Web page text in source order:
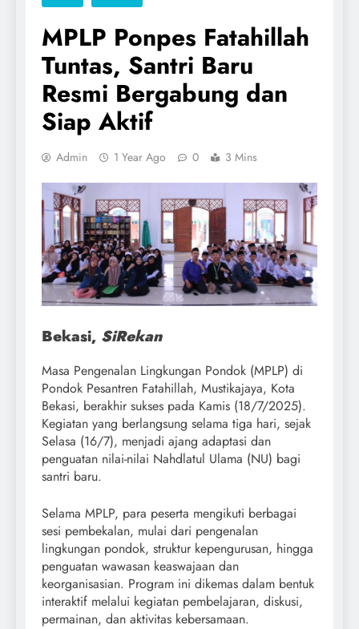
MPLP Ponpes Fatahillah
Tuntas, Santri Baru
Resmi Bergabung dan
Siap Aktif
Admin 1 Year Ago 0 3 Mins
Bekasi, SiRekan
Masa Pengenalan Lingkungan Pondok (MPLP) di
Pondok Pesantren Fatahillah, Mustikajaya, Kota
Bekasi, berakhir sukses pada Kamis (18/7/2025).
Kegiatan yang berlangsung selama tiga hari, sejak
Selasa (16/7), menjadi ajang adaptasi dan
penguatan nilai-nilai Nahdlatul Ulama (NU) bagi
santri baru.
Selama MPLP, para peserta mengikuti berbagai
sesi pembekalan, mulai dari pengenalan
lingkungan pondok, struktur kepengurusan, hingga
penguatan wawasan keaswajaan dan
keorganisasian. Program ini dikemas dalam bentuk
interaktif melalui kegiatan pembelajaran, diskusi,
permainan, dan aktivitas kebersamaan.